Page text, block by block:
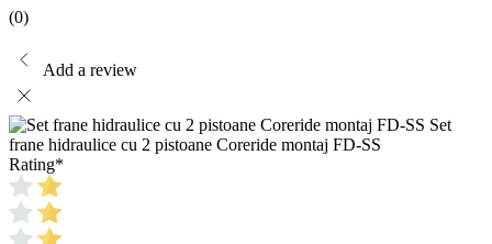
(0)
Add a review
Set
frane hidraulice cu 2 pistoane Coreride montaj FD-SS
Rating*